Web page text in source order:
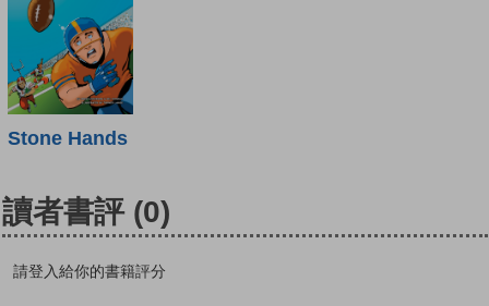
Stone Hands
讀者書評 (0)
請登入給你的書籍評分